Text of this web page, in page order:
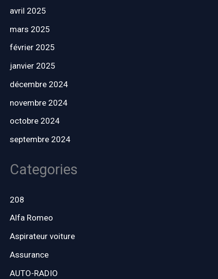
avril 2025
mars 2025
février 2025
janvier 2025
décembre 2024
novembre 2024
octobre 2024
septembre 2024
Categories
208
Alfa Romeo
Aspirateur voiture
Assurance
AUTO-RADIO